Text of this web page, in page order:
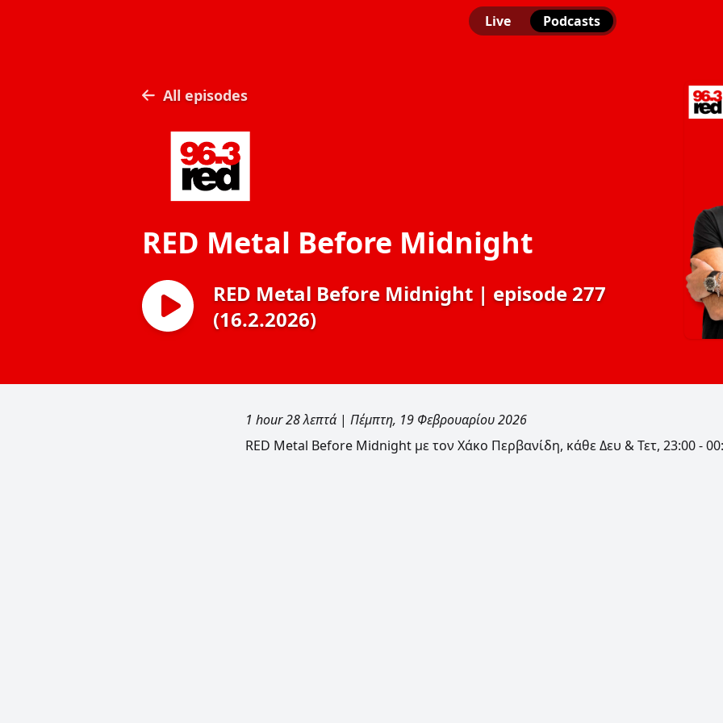
Live Podcasts
All episodes
RED Metal Before Midnight
RED Metal Before Midnight | episode 277
(16.2.2026)
1 hour 28 λεπτά | Πέμπτη, 19 Φεβρουαρίου 2026
RED Metal Before Midnight με τον Χάκο Περβανίδη, κάθε Δευ & Τετ, 23:00 -